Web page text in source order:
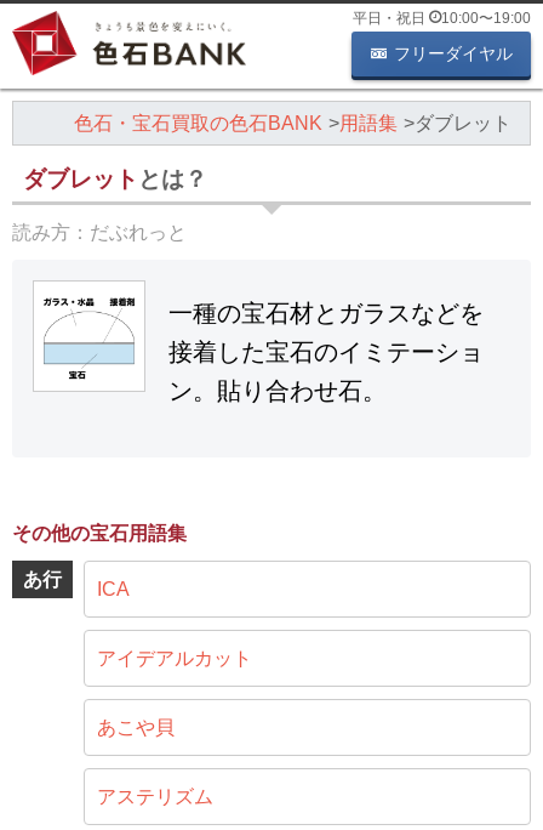
平日・祝日 10:00〜19:00
フリーダイヤル
色石・宝石買取の色石BANK 用語集 ダブレット
ダブレット とは？
読み方： だぶれっと
一種の宝石材とガラスなどを
接着した宝石のイミテーショ
ン。貼り合わせ石。
その他の宝石用語集
あ行 ICA
アイデアルカット
あこや貝
アステリズム